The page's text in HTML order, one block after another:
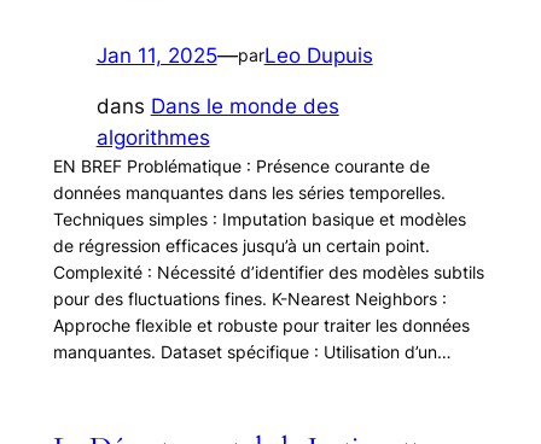
Jan 11, 2025—parLeo Dupuis
dans Dans le monde des
algorithmes
EN BREF Problématique : Présence courante de
données manquantes dans les séries temporelles.
Techniques simples : Imputation basique et modèles
de régression efficaces jusqu’à un certain point.
Complexité : Nécessité d’identifier des modèles subtils
pour des fluctuations fines. K-Nearest Neighbors :
Approche flexible et robuste pour traiter les données
manquantes. Dataset spécifique : Utilisation d’un…